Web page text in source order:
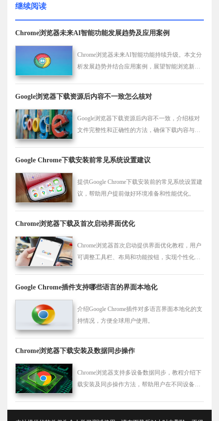
继续阅读
Chrome浏览器未来AI智能功能发展趋势及应用案例
Chrome浏览器未来AI智能功能持续升级。本文分
析发展趋势并结合应用案例，展望智能浏览新时
Google浏览器下载资源后内容不一致怎么核对
Google浏览器下载资源后内容不一致，介绍核对
文件完整性和正确性的方法，确保下载内容与源
Google Chrome下载安装前常见系统设置建议
提供Google Chrome下载安装前的常见系统设置建
议，帮助用户提前做好环境准备和性能优化。
Chrome浏览器下载及首次启动界面优化
Chrome浏览器首次启动提供界面优化教程，用户
可调整工具栏、布局和功能按钮，实现个性化操
Google Chrome插件支持哪些语言的界面本地化
介绍Google Chrome插件对多语言界面本地化的支
持情况，方便全球用户使用。
Chrome浏览器下载安装及数据同步操作
Chrome浏览器支持多设备数据同步，教程介绍下
载安装及同步操作方法，帮助用户在不同设备间